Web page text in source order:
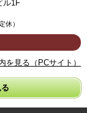
ル1F
休）
を見る（PCサイト）